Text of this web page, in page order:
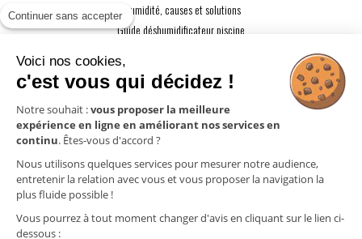
Continuer sans accepter
Voici nos cookies,
c'est vous qui décidez !
Notre souhait :vous proposer la meilleure
expérience en ligne en améliorant nos services en
continu. Êtes-vous d'accord ?
Nous utilisons quelques services pour mesurer notre audience,
entretenir la relation avec vous et vous proposer la navigation la
plus fluide possible !
Vous pourrez à tout moment changer d'avis en cliquant sur le lien ci-
dessous :
L'humidité, causes et solutions
Guide déshumidificateur piscine
Guide VMC
ACTUALITÉS
CONTACT
ESPACE PRO
Mentions légales
Politique de confidentialité